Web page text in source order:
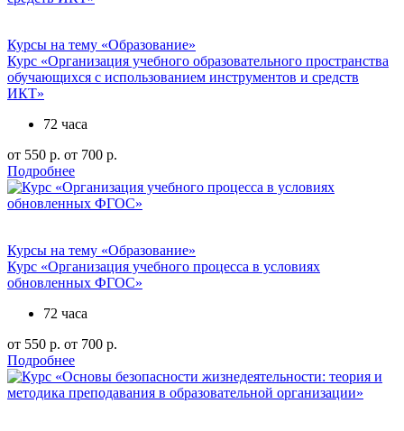
Курсы на тему «Образование»
Курс «Организация учебного образовательного пространства
обучающихся с использованием инструментов и средств
ИКТ»
72 часа
от 550 р. от 700 р.
Подробнее
Курсы на тему «Образование»
Курс «Организация учебного процесса в условиях
обновленных ФГОС»
72 часа
от 550 р. от 700 р.
Подробнее